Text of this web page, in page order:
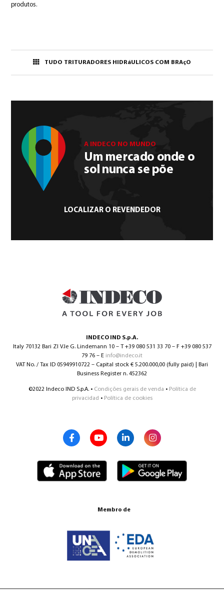
produtos.
TUDO TRITURADORES HIDRáULICOS COM BRAçO
A INDECO NO MUNDO
Um mercado onde o
sol nunca se põe
LOCALIZAR O REVENDEDOR
INDECO IND S.p.A.
Italy 70132 Bari ZI V.le G. Lindemann 10 – T +39 080 531 33 70 – F +39 080 537
79 76 – E info@indeco.it
VAT No. / Tax ID 05949910722 – Capital stock € 5.200.000,00 (fully paid) | Bari
Business Register n. 452362
©2022 Indeco IND S.p.A. • Condições gerais de venda • Política de
privacidad • Política de cookies
Membro de